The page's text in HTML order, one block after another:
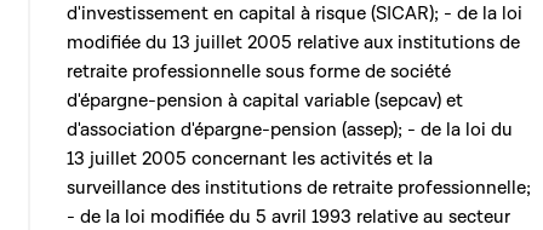
d'investissement en capital à risque (SICAR); - de la loi
modifiée du 13 juillet 2005 relative aux institutions de
retraite professionnelle sous forme de société
d'épargne-pension à capital variable (sepcav) et
d'association d'épargne-pension (assep); - de la loi du
13 juillet 2005 concernant les activités et la
surveillance des institutions de retraite professionnelle;
- de la loi modifiée du 5 avril 1993 relative au secteur